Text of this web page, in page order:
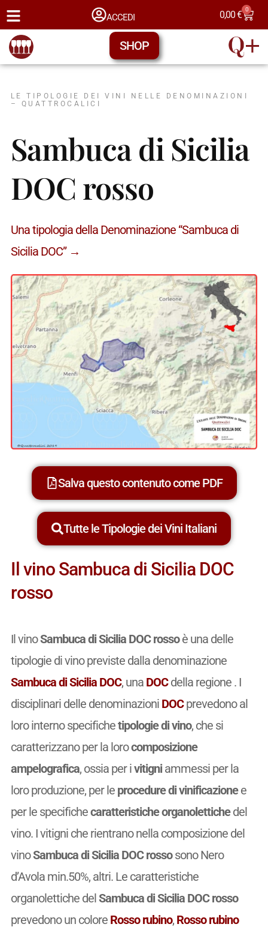
ACCEDI 0,00€ 0
SHOP
LE TIPOLOGIE DEI VINI NELLE DENOMINAZIONI
– QUATTROCALICI
Sambuca di Sicilia
DOC rosso
Una tipologia della Denominazione “Sambuca di
Sicilia DOC” →
Salva questo contenuto come PDF
Tutte le Tipologie dei Vini Italiani
Il vino Sambuca di Sicilia DOC
rosso
Il vinoSambuca di Sicilia DOC rossoè una delle
tipologie di vino previste dalla denominazione
Sambuca di Sicilia DOC, una DOCdella regione . I
disciplinari delle denominazioni DOCprevedono al
loro interno specifichetipologie di vino, che si
caratterizzano per la lorocomposizione
ampelografica, ossia per ivitigniammessi per la
loro produzione, per le procedure di vinificazionee
per le specifichecaratteristiche organolettichedel
vino. I vitigni che rientrano nella composizione del
vinoSambuca di Sicilia DOC rossosono Nero
d’Avola min.50%, altri. Le caratteristiche
organolettiche delSambuca di Sicilia DOC rosso
prevedono un colore Rosso rubino, Rosso rubino